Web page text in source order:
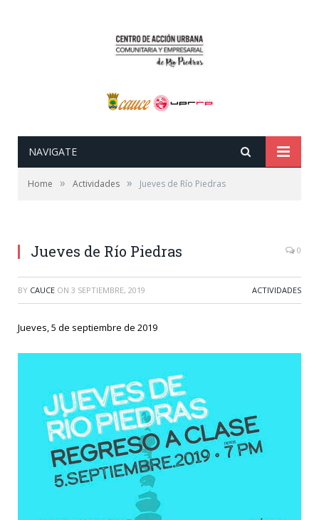
NAVIGATE
Home » Actividades » Jueves de Río Piedras
Jueves de Río Piedras 0
BY CAUCE ON 3 SEPTIEMBRE, 2019 ACTIVIDADES
Jueves, 5 de septiembre de 2019